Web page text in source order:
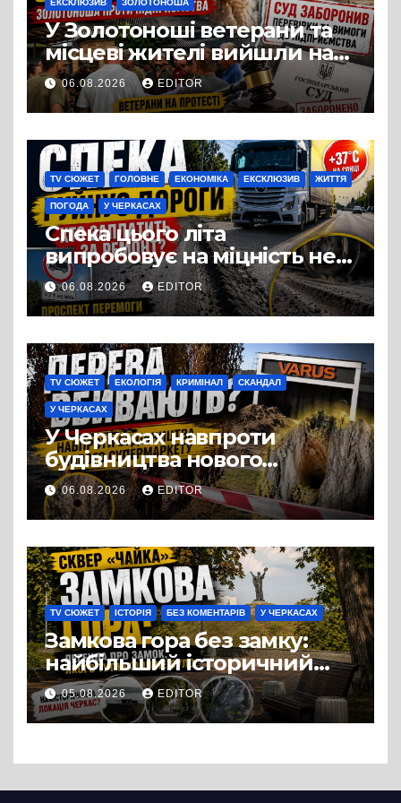
ЕКСКЛЮЗИВ ЗОЛОТОНОША
У Золотоноші ветерани та
місцеві жителі вийшли на
протест до стін
підприємства ТОВ «Омега
Три», що займається
виробництвом м’яса птиці
06.08.2026 EDITOR
TV СЮЖЕТ ГОЛОВНЕ ЕКОНОМІКА ЕКСКЛЮЗИВ ЖИТТЯ
ПОГОДА У ЧЕРКАСАХ
Спека цього літа
випробовує на міцність не
лише людей, а й дороги
Черкас
06.08.2026 EDITOR
TV СЮЖЕТ ЕКОЛОГІЯ КРИМІНАЛ СКАНДАЛ
У ЧЕРКАСАХ
У Черкасах навпроти
будівництва нового
супермаркету VARUS на
проспекті Перемоги всохли
дерева. І це навряд чи
можна назвати
випадковістю
06.08.2026 EDITOR
TV СЮЖЕТ ІСТОРІЯ БЕЗ КОМЕНТАРІВ У ЧЕРКАСАХ
Замкова гора без замку:
найбільший історичний
міф Черкас
05.08.2026 EDITOR